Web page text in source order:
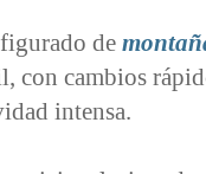
de
con cambios
intensa.